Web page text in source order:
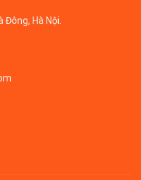
Đông, Hà Nội.